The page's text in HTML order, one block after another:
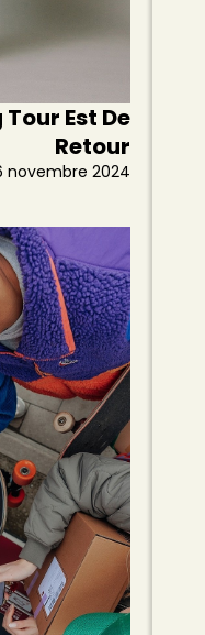
Est De
Retour
novembre 2024